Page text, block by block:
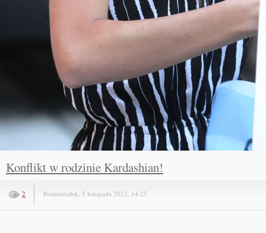
Konflikt w rodzinie Kardashian!
2 Poniedziałek, 5 listopada 2012, 14:25